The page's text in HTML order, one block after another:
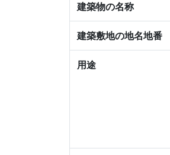
建築物の名称
建築敷地の地名地番
用途